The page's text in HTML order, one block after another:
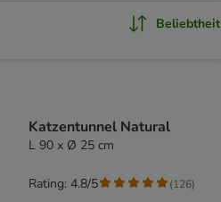
Beliebtheit
Katzentunnel Natural
L 90 x Ø 25 cm
Rating: 4.8/5 (126)